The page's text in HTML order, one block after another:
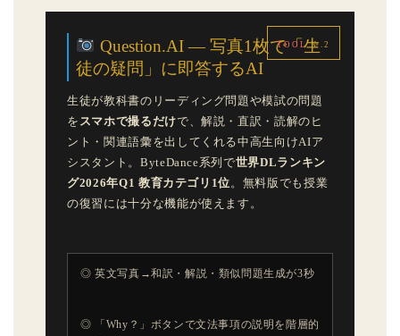
TOOL№.2
Question.AI — 写真1枚で「生
徒の疑問」に即答するAI
生徒が教科書のリーディング問題や模試の問題
を スマホで撮るだけで、解説・直訳・読解のヒ
ント・関連語彙を出してくれる中高生向けAIア
シスタント。ByteDance系列で世界DLランキン
グ2026年Q1 教育カテゴリ1位。無料版でも授業
の復習には十分な機能が使えます。
◎ 英文写真→和訳・解説・類似問題生成が3秒
◎ 「Why？」ボタンで文法事項の説明を階層的